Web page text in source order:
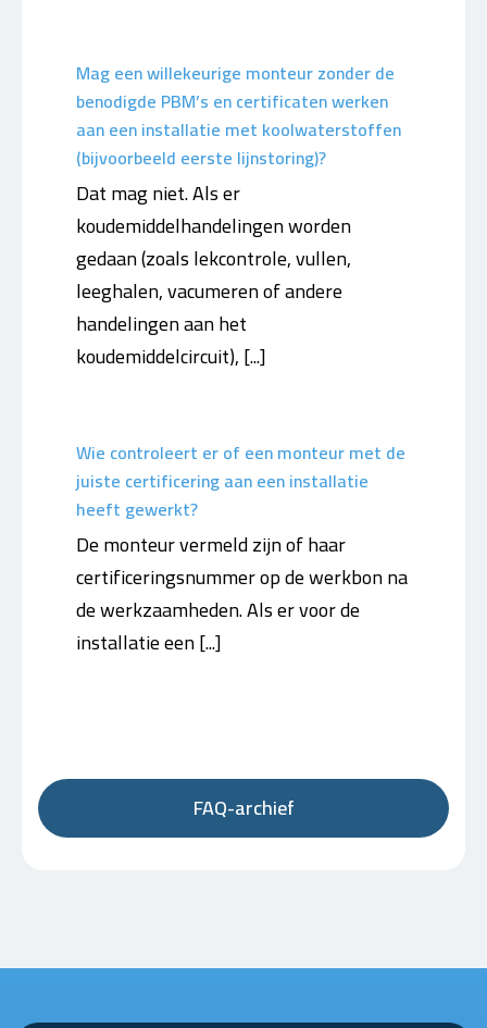
Mag een willekeurige monteur zonder de
benodigde PBM’s en certificaten werken
aan een installatie met koolwaterstoffen
(bijvoorbeeld eerste lijnstoring)?
Dat mag niet. Als er
koudemiddelhandelingen worden
gedaan (zoals lekcontrole, vullen,
leeghalen, vacumeren of andere
handelingen aan het
koudemiddelcircuit), [...]
Wie controleert er of een monteur met de
juiste certificering aan een installatie
heeft gewerkt?
De monteur vermeld zijn of haar
certificeringsnummer op de werkbon na
de werkzaamheden. Als er voor de
installatie een [...]
FAQ-archief